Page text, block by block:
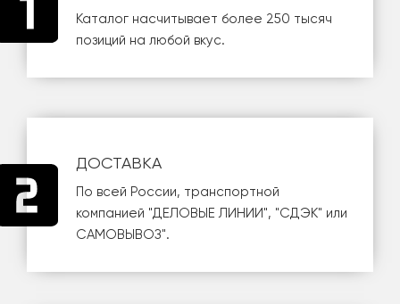
Каталог насчитывает более 250 тысяч
позиций на любой вкус.
ДОСТАВКА
По всей России, транспортной
компанией "ДЕЛОВЫЕ ЛИНИИ", "СДЭК" или
САМОВЫВОЗ".